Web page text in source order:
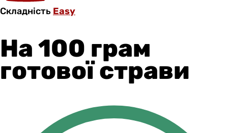
Складність Easy
На 100 грам
готової страви